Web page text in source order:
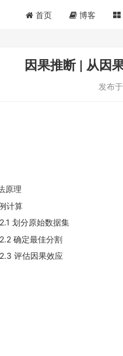
首页 博客
因果推断 | 从因
发布于
原理
计算
划分原始数据集
确定最佳分割
评估因果效应